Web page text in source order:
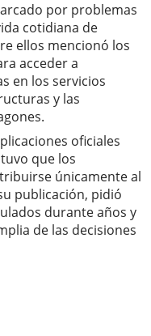
por problemas
cotidiana de
ellos mencionó los
acceder a
en los servicios
y las
oficiales
que los
únicamente al
publicación, pidió
durante años y
de las decisiones